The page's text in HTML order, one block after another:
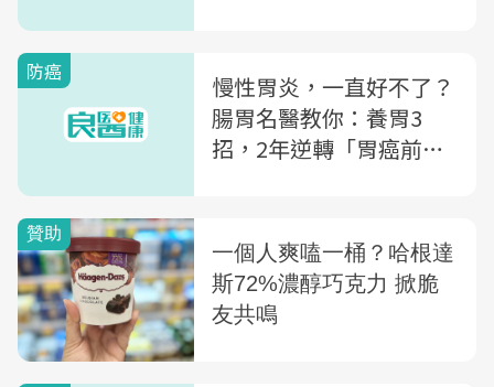
防癌
慢性胃炎，一直好不了？
腸胃名醫教你：養胃3
招，2年逆轉「胃癌前病